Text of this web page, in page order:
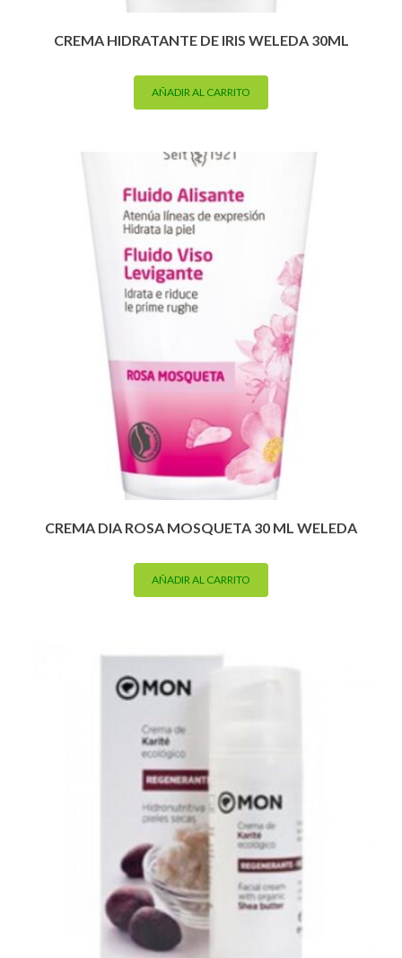
CREMA HIDRATANTE DE IRIS WELEDA 30ML
AÑADIR AL CARRITO
CREMA DIA ROSA MOSQUETA 30 ML WELEDA
AÑADIR AL CARRITO